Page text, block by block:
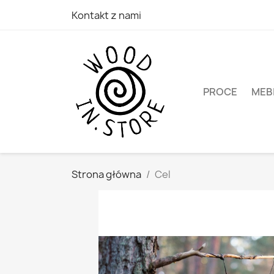
Kontakt z nami
PROCE
Strona główna Cel